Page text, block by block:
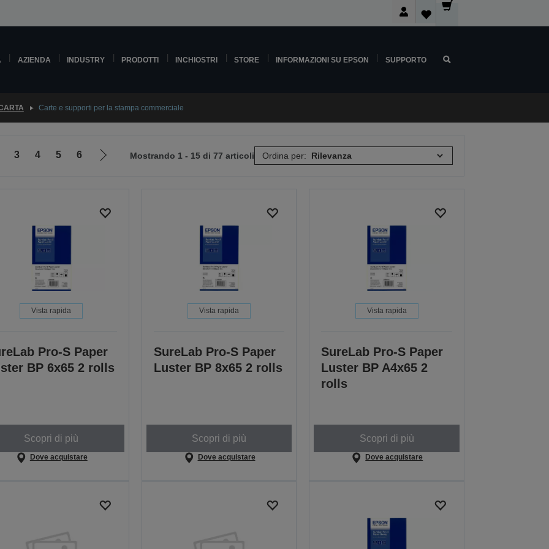
AZIENDA INDUSTRY PRODOTTI INCHIOSTRI STORE INFORMAZIONI SU EPSON SUPPORTO
Carte e supporti per la stampa commerciale
3 4 5 6
Vai
Mostrando 1 - 15 di 77 articoli Ordina per:
Vista rapida
Pro-S Paper
BP 6x65 2 rolls
Scopri di più
Dove acquistare
Vista rapida
SureLab Pro-S Paper
Luster BP 8x65 2 rolls
Scopri di più
Dove acquistare
Vista rapida
SureLab Pro-S Paper
Luster BP A4x65 2
rolls
Scopri di più
Dove acquistare